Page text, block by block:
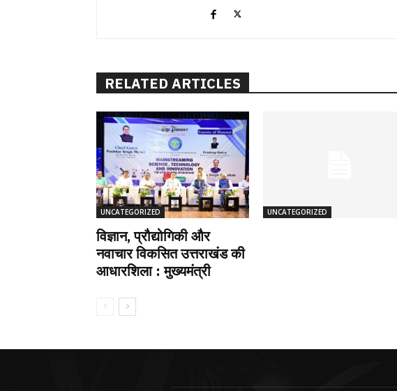
RELATED ARTICLES
UNCATEGORIZED
विज्ञान, प्रौद्योगिकी और
नवाचार विकसित उत्तराखंड की
आधारशिला : मुख्यमंत्री
UNCATEGORIZED